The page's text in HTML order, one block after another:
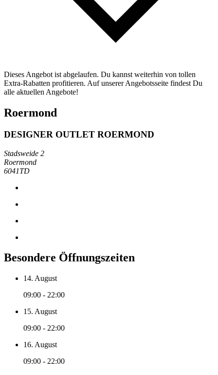
Dieses Angebot ist abgelaufen. Du kannst weiterhin von tollen
Extra-Rabatten profitieren. Auf unserer Angebotsseite findest Du
alle aktuellen Angebote!
Roermond
DESIGNER OUTLET ROERMOND
Stadsweide 2
Roermond
6041TD
Besondere Öffnungszeiten
14. August
09:00 - 22:00
15. August
09:00 - 22:00
16. August
09:00 - 22:00